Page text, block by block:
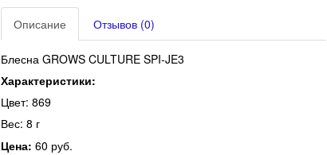
Описание Отзывов (0)
Блесна GROWS CULTURE SPI-JE3
Характеристики:
Цвет: 869
Вес: 8 г
Цена: 60 руб.